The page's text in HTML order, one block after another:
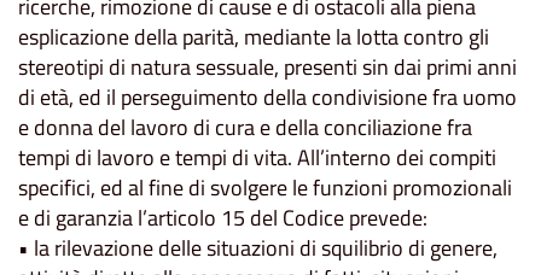
ricerche, rimozione di cause e di ostacoli alla piena
esplicazione della parità, mediante la lotta contro gli
stereotipi di natura sessuale, presenti sin dai primi anni
di età, ed il perseguimento della condivisione fra uomo
e donna del lavoro di cura e della conciliazione fra
tempi di lavoro e tempi di vita. All’interno dei compiti
specifici, ed al fine di svolgere le funzioni promozionali
e di garanzia l’articolo 15 del Codice prevede:
• la rilevazione delle situazioni di squilibrio di genere,